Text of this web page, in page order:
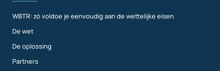
WBTR: zó voldoe je eenvoudig aan de wettelijke eisen
De wet
De oplossing
Partners